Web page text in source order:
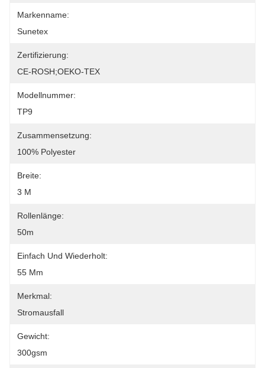
Markenname:
Sunetex
Zertifizierung:
CE-ROSH;OEKO-TEX
Modellnummer:
TP9
Zusammensetzung:
100% Polyester
Breite:
3 M
Rollenlänge:
50m
Einfach Und Wiederholt:
55 Mm
Merkmal:
Stromausfall
Gewicht:
300gsm